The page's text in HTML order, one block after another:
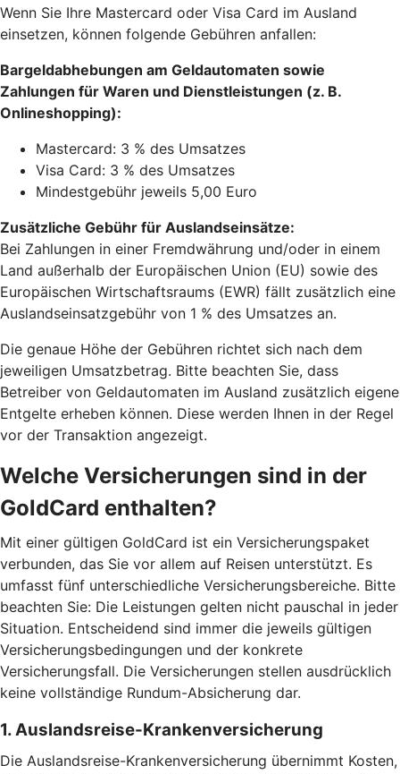
Wenn Sie Ihre Mastercard oder Visa Card im Ausland
einsetzen, können folgende Gebühren anfallen:
Bargeldabhebungen am Geldautomaten sowie
Zahlungen für Waren und Dienstleistungen (z. B.
Onlineshopping):
Mastercard: 3 % des Umsatzes
Visa Card: 3 % des Umsatzes
Mindestgebühr jeweils 5,00 Euro
Zusätzliche Gebühr für Auslandseinsätze:
Bei Zahlungen in einer Fremdwährung und/oder in einem
Land außerhalb der Europäischen Union (EU) sowie des
Europäischen Wirtschaftsraums (EWR) fällt zusätzlich eine
Auslandseinsatzgebühr von 1 % des Umsatzes an.
Die genaue Höhe der Gebühren richtet sich nach dem
jeweiligen Umsatzbetrag. Bitte beachten Sie, dass
Betreiber von Geldautomaten im Ausland zusätzlich eigene
Entgelte erheben können. Diese werden Ihnen in der Regel
vor der Transaktion angezeigt.
Welche Versicherungen sind in der
GoldCard enthalten?
Mit einer gültigen GoldCard ist ein Versicherungspaket
verbunden, das Sie vor allem auf Reisen unterstützt. Es
umfasst fünf unterschiedliche Versicherungsbereiche. Bitte
beachten Sie: Die Leistungen gelten nicht pauschal in jeder
Situation. Entscheidend sind immer die jeweils gültigen
Versicherungsbedingungen und der konkrete
Versicherungsfall. Die Versicherungen stellen ausdrücklich
keine vollständige Rundum-Absicherung dar.
1. Auslandsreise-Krankenversicherung
Die Auslandsreise-Krankenversicherung übernimmt Kosten,